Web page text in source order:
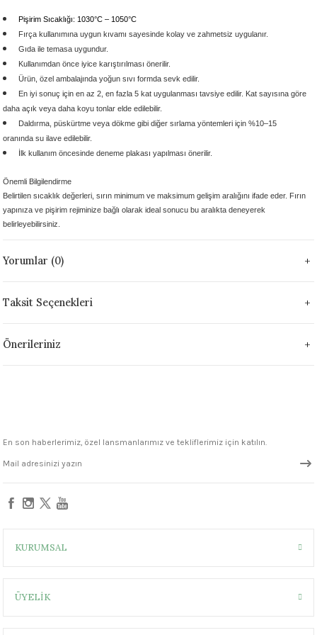
1305 °C
°C
- 1222 °C
- 1046 °C
°C
- 1046 °C
°C
Pişirim Sıcaklığı: 1030°C – 1050°C
Fırça kullanımına uygun kıvamı sayesinde kolay ve zahmetsiz uygulanır.
Gıda ile temasa uygundur.
Kullanımdan önce iyice karıştırılması önerilir.
Ürün, özel ambalajında yoğun sıvı formda sevk edilir.
En iyi sonuç için en az 2, en fazla 5 kat uygulanması tavsiye edilir. Kat sayısına göre
daha açık veya daha koyu tonlar elde edilebilir.
Daldırma, püskürtme veya dökme gibi diğer sırlama yöntemleri için %10–15
oranında su ilave edilebilir.
İlk kullanım öncesinde deneme plakası yapılması önerilir.
Önemli Bilgilendirme
Belirtilen sıcaklık değerleri, sırın minimum ve maksimum gelişim aralığını ifade eder. Fırın
yapınıza ve pişirim rejiminize bağlı olarak ideal sonucu bu aralıkta deneyerek
belirleyebilirsiniz.
Yorumlar (0)
Taksit Seçenekleri
Önerileriniz
En son haberlerimiz, özel lansmanlarımız ve tekliflerimiz için katılın.
KURUMSAL
ÜYELİK